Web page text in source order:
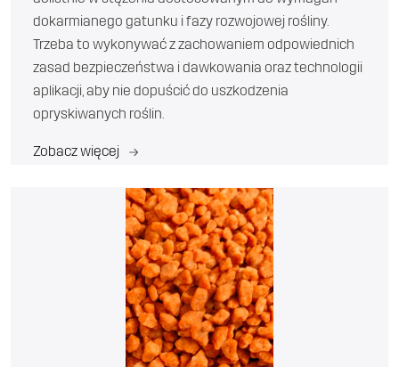
dokarmianego gatunku i fazy rozwojowej rośliny.
Trzeba to wykonywać z zachowaniem odpowiednich
zasad bezpieczeństwa i dawkowania oraz technologii
aplikacji, aby nie dopuścić do uszkodzenia
opryskiwanych roślin.
Zobacz więcej